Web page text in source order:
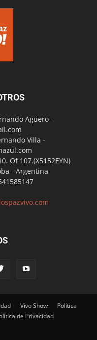
Agüero -
Villa -
Of 107.(X5152EYN)
- Argentina
Vivo Show
Política
de Privacidad